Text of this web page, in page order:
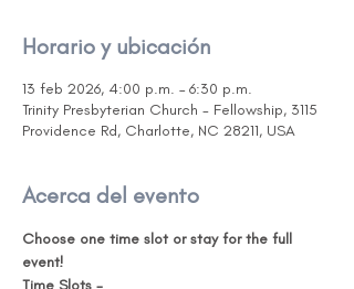
Horario y ubicación
13 feb 2026, 4:00 p.m. – 6:30 p.m.
Trinity Presbyterian Church - Fellowship, 3115
Providence Rd, Charlotte, NC 28211, USA
Acerca del evento
Choose one time slot or stay for the full
event!
Time Slots -